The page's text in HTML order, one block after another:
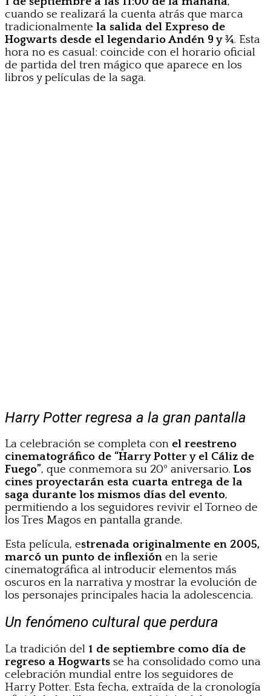
cuando se realizará la cuenta atrás que marca
tradicionalmente la salida del Expreso de
Hogwarts desde el legendario Andén 9 y ¾. Esta
hora no es casual: coincide con el horario oficial
de partida del tren mágico que aparece en los
libros y películas de la saga.
Harry Potter regresa a la gran pantalla
La celebración se completa con el reestreno
cinematográfico de “Harry Potter y el Cáliz de
Fuego”, que conmemora su 20º aniversario. Los
cines proyectarán esta cuarta entrega de la
saga durante los mismos días del evento,
permitiendo a los seguidores revivir el Torneo de
los Tres Magos en pantalla grande.
Esta película, estrenada originalmente en 2005,
marcó un punto de inflexión en la serie
cinematográfica al introducir elementos más
oscuros en la narrativa y mostrar la evolución de
los personajes principales hacia la adolescencia.
Un fenómeno cultural que perdura
La tradición del 1 de septiembre como día de
regreso a Hogwarts se ha consolidado como una
celebración mundial entre los seguidores de
Harry Potter. Esta fecha, extraída de la cronología